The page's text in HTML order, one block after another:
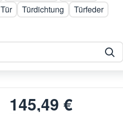
Tür Türdichtung
Türfeder
145,49 €